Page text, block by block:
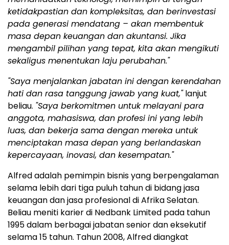
ketidakpastian dan kompleksitas, dan berinvestasi
pada generasi mendatang – akan membentuk
masa depan keuangan dan akuntansi. Jika
mengambil pilihan yang tepat, kita akan mengikuti
sekaligus menentukan laju perubahan."
"Saya menjalankan jabatan ini dengan kerendahan
hati dan rasa tanggung jawab yang kuat,"lanjut
beliau. "Saya berkomitmen untuk melayani para
anggota, mahasiswa, dan profesi ini yang lebih
luas, dan bekerja sama dengan mereka untuk
menciptakan masa depan yang berlandaskan
kepercayaan, inovasi, dan kesempatan."
Alfred adalah pemimpin bisnis yang berpengalaman
selama lebih dari tiga puluh tahun di bidang jasa
keuangan dan jasa profesional di Afrika Selatan.
Beliau meniti karier di Nedbank Limited pada tahun
1995 dalam berbagai jabatan senior dan eksekutif
selama 15 tahun. Tahun 2008, Alfred diangkat